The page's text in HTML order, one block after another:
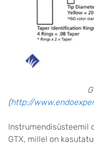
(http://
Instrumendisüsteemil
GTX, millel on